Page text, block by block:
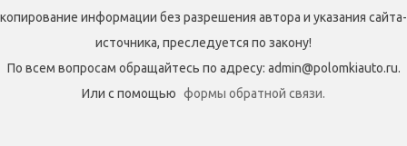
копирование информации без разрешения автора и указания сайта-
источника, преследуется по закону!
По всем вопросам обращайтесь по адресу: admin@polomkiauto.ru.
Или с помощью формы обратной связи.